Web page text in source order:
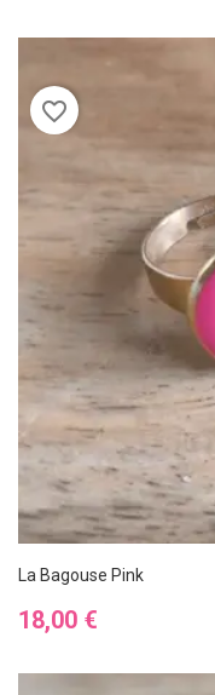
favorite_border
La Bagouse Pink
Prix
18,00 €